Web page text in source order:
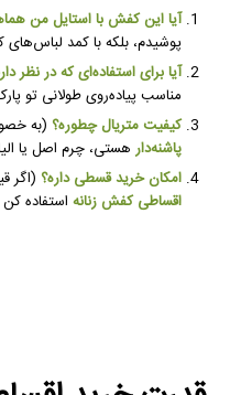
آیا این کفش با استایل من
پوشیدم، بلکه با کمد لباس‌های
آیا برای استفاده‌ای که در نظر
مناسب پیاده‌روی طولانی تو
کیفیت متریال چطوره؟ (به
پاشنه‌دارهستی، چرم اصل یا
امکان خرید قسطی داره؟ (اگر
اقساطی کفش زنانهاستفاده